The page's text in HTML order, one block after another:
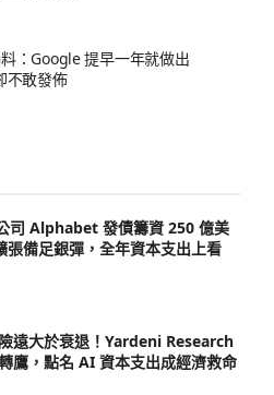
：Google 提早一年就做出
不敢發佈
司 Alphabet 發債籌資 250 億美
張備足銀彈，全年資本支出上看
遠大於衰退！Yardeni Research
鷹，點名 AI 資本支出成經濟救命